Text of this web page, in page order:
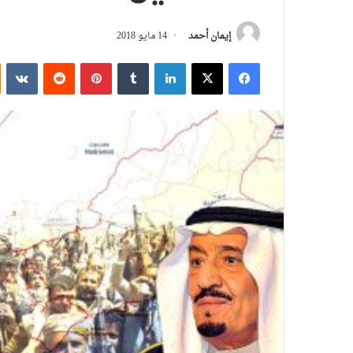
إيمان أحمد 14 مايو 2018
فيسبوك ‫X لينكدإن بينتيريست